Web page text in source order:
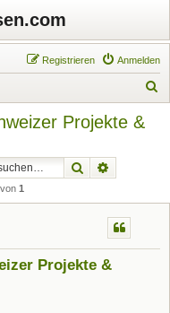
Anmelden
Registrieren
Projekte &
Suche
von 1
Projekte &